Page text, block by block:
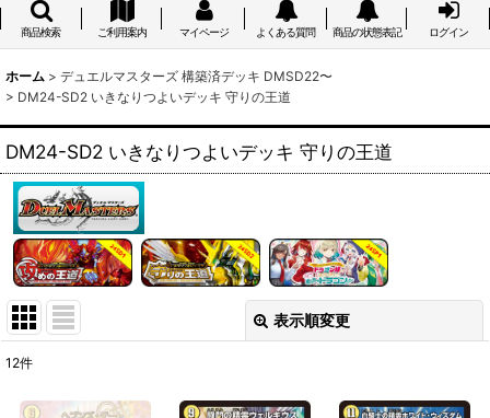
商品検索 ご利用案内 マイページ よくある質問 商品の状態表記 ログイン
ホーム > デュエルマスターズ 構築済デッキ DMSD22〜
> DM24-SD2 いきなりつよいデッキ 守りの王道
DM24-SD2 いきなりつよいデッキ 守りの王道
表示順変更
12件